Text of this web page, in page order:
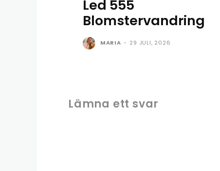
Led 555
Blomstervandring
MARIA - 29 JULI, 2026
Lämna ett svar